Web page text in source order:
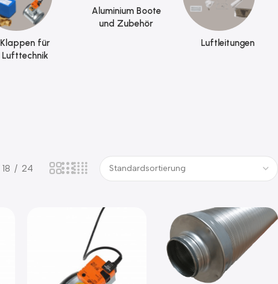
Klappen für
Lufttechnik
Aluminium Boote
und Zubehör
Luftleitungen
18 24